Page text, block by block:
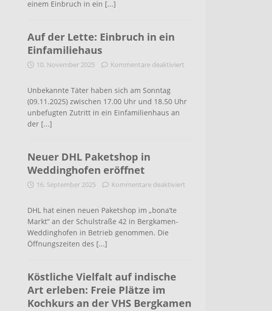
einem Einbruch in ein [...]
Auf der Lette: Einbruch in ein
Einfamiliehaus
10. November 2025 Kommentare deaktiviert
Unbekannte Täter haben sich am Sonntag
(09.11.2025) zwischen 17.00 Uhr und 18.50 Uhr
unbefugten Zutritt in ein Einfamilienhaus an
der [...]
Neuer DHL Paketshop in
Weddinghofen eröffnet
16. September 2025 Kommentare deaktiviert
DHL hat einen neuen Paketshop im „bona’te
Markt“ an der Schulstraße 42 in Bergkamen-
Weddinghofen in Betrieb genommen. Die
Öffnungszeiten des [...]
Köstliche Vielfalt auf indische
Art erleben: Freie Plätze im
Kochkurs an der VHS Bergkamen